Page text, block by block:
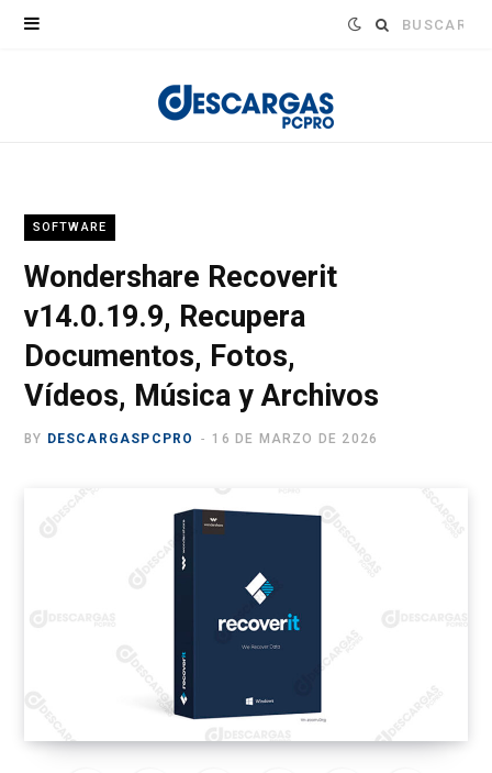
Buscar:
SOFTWARE
Wondershare Recoverit
v14.0.19.9, Recupera
Documentos, Fotos,
Vídeos, Música y Archivos
BY DESCARGASPCPRO 16 DE MARZO DE 2026